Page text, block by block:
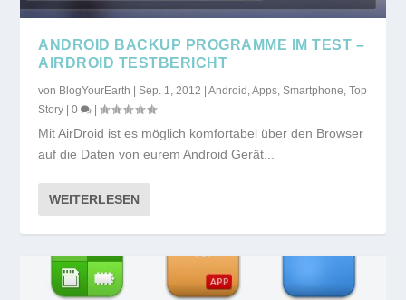
ANDROID BACKUP PROGRAMME IM TEST –
AIRDROID TESTBERICHT
von BlogYourEarth |Sep. 1, 2012 |Android ,Apps,Smartphone,Top
Story |0 |
Mit AirDroid ist es möglich komfortabel über den Browser
auf die Daten von eurem Android Gerät...
WEITERLESEN